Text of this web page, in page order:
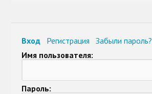
Вход Регистрация
Забыли пароль?
Имя пользователя:
Пароль: